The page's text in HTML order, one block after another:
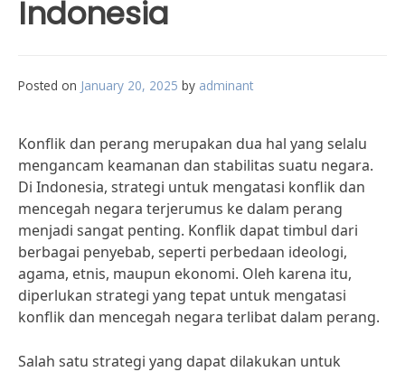
Indonesia
Posted on January 20, 2025 by adminant
Konflik dan perang merupakan dua hal yang selalu
mengancam keamanan dan stabilitas suatu negara.
Di Indonesia, strategi untuk mengatasi konflik dan
mencegah negara terjerumus ke dalam perang
menjadi sangat penting. Konflik dapat timbul dari
berbagai penyebab, seperti perbedaan ideologi,
agama, etnis, maupun ekonomi. Oleh karena itu,
diperlukan strategi yang tepat untuk mengatasi
konflik dan mencegah negara terlibat dalam perang.
Salah satu strategi yang dapat dilakukan untuk